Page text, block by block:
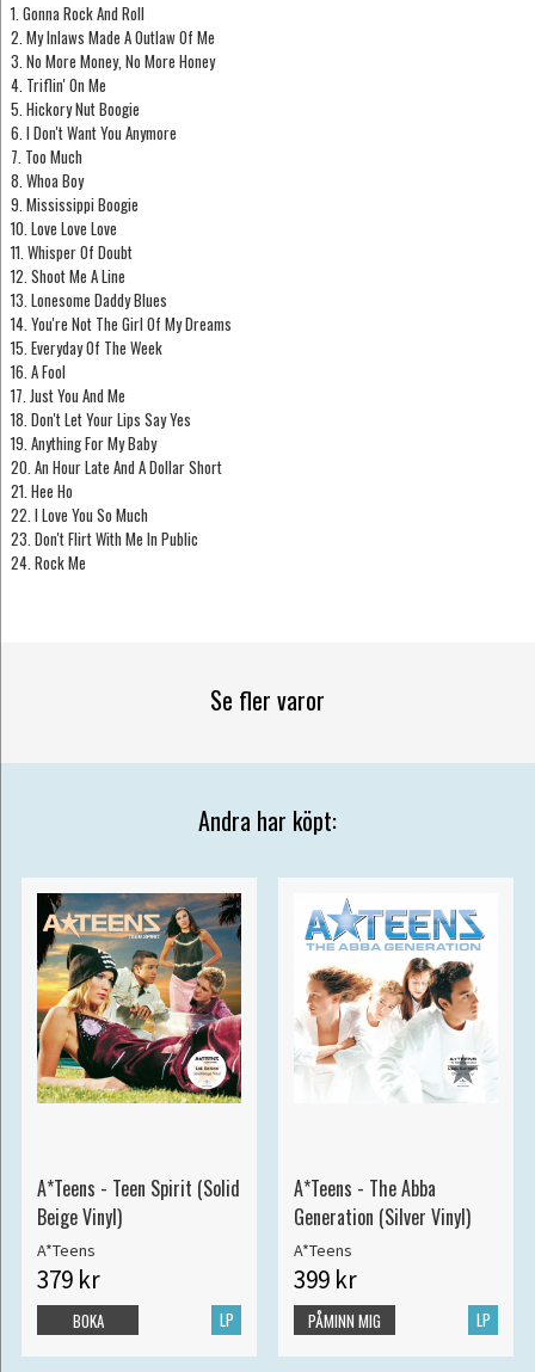
1. Gonna Rock And Roll
2. My Inlaws Made A Outlaw Of Me
3. No More Money, No More Honey
4. Triflin' On Me
5. Hickory Nut Boogie
6. I Don't Want You Anymore
7. Too Much
8. Whoa Boy
9. Mississippi Boogie
10. Love Love Love
11. Whisper Of Doubt
12. Shoot Me A Line
13. Lonesome Daddy Blues
14. You're Not The Girl Of My Dreams
15. Everyday Of The Week
16. A Fool
17. Just You And Me
18. Don't Let Your Lips Say Yes
19. Anything For My Baby
20. An Hour Late And A Dollar Short
21. Hee Ho
22. I Love You So Much
23. Don't Flirt With Me In Public
24. Rock Me
Se fler varor
Andra har köpt:
A*Teens - Teen Spirit (Solid
Beige Vinyl)
A*Teens
379 kr
LP
BOKA
A*Teens - The Abba
Generation (Silver Vinyl)
A*Teens
399 kr
LP
PÅMINN MIG